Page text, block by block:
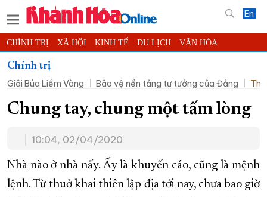
En
CHÍNH TRỊ XÃ HỘI KINH TẾ DU LỊCH VĂN HÓA
THỂ THAO
KHOA HỌC - CÔNG NGHỆ PHÁP LUẬT BẠN ĐỌC PHÓNG SỰ
THẾ GIỚI MULTIMEDIA VIDEO ĐỌC BÁO ONLINE
QUY HOẠCH TỈNH KHÁNH HÒA
TRƯỜNG SA BIỂN ĐẢO QUÊ HƯƠNG
CHUNG TAY CẢI CÁCH HÀNH CHÍNH
Chính trị
Giải Búa Liềm Vàng
Bảo vệ nền tảng tư tưởng của Đảng
Chung tay, chung một tấm lòng
10:04, 02/04/2020
Nhà nào ở nhà nấy. Ấy là khuyến cáo, cũng là mệnh
lệnh. Từ thuở khai thiên lập địa tới nay, chưa bao giờ